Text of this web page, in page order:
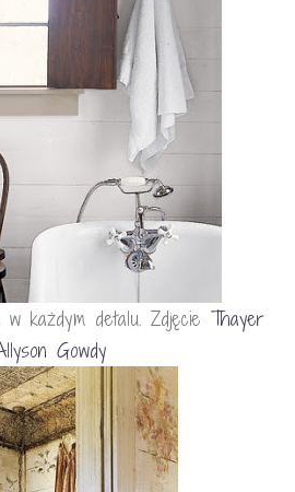
każdym detalu. Zdjęcie Thayer
Gowdy